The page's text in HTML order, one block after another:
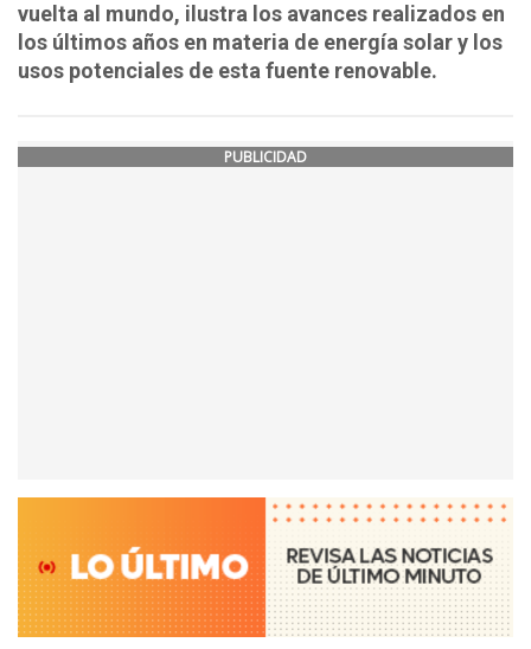
vuelta al mundo, ilustra los avances realizados en
los últimos años en materia de energía solar y los
usos potenciales de esta fuente renovable.
PUBLICIDAD